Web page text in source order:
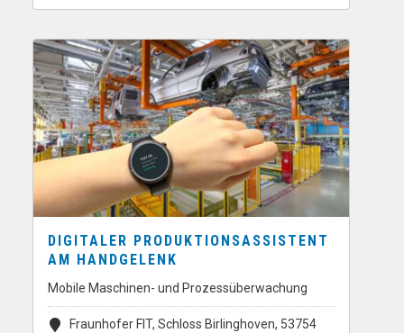
DIGITALER PRODUKTIONSASSISTENT
AM HANDGELENK
Mobile Maschinen- und Prozessüberwachung
Fraunhofer FIT, Schloss Birlinghoven, 53754